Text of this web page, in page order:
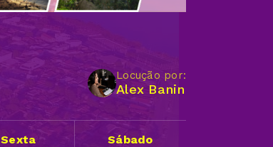
Locução por:
Alex Banin
Sexta Sábado